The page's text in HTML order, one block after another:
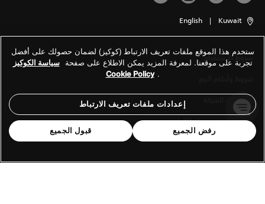
Kuwait
|
English
شروط الاستخدام
معلومات الشركة
سياسة الخصوصية والكوكيز
ستخدم هذا الموقع ملفات تعريف الارتباط (كوكيز) لضمان حصولك على أفضل
تجربة على موقعنا. لمعرفة المزيد يمكن الاطلاع على صفحة سياسة الكوكيز
.
Cookie Policy
إعدادات ملفات تعريف الارتباط
رفض الجميع قبول الجميع